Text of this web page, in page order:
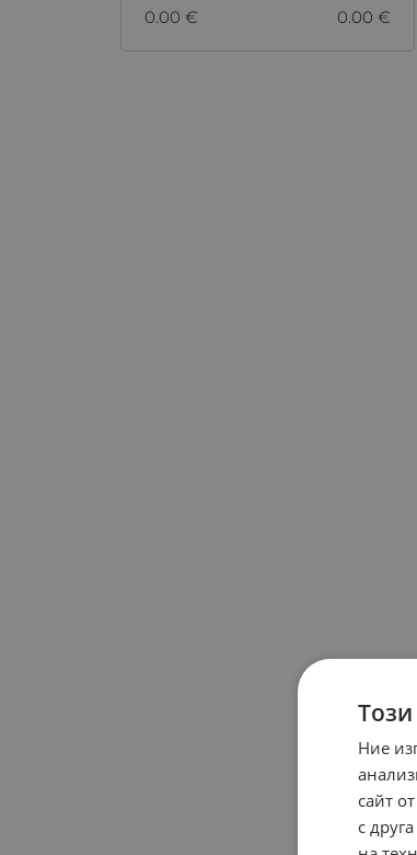
0.00 € 0.00 €
Ние
сайт
с